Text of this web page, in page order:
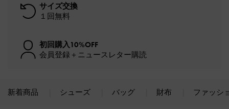
サイズ交換
１回無料
初回購入10%OFF
会員登録＋ニュースレター購読
新着商品 シューズ バッグ 財布 ファッシ